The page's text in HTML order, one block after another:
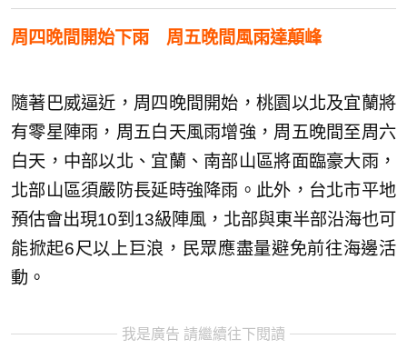
周四晚間開始下雨 周五晚間風雨達顛峰
隨著巴威逼近，周四晚間開始，桃園以北及宜蘭將
有零星陣雨，周五白天風雨增強，周五晚間至周六
白天，中部以北、宜蘭、南部山區將面臨豪大雨，
北部山區須嚴防長延時強降雨。此外，台北市平地
預估會出現10到13級陣風，北部與東半部沿海也可
能掀起6尺以上巨浪，民眾應盡量避免前往海邊活
動。
我是廣告 請繼續往下閱讀